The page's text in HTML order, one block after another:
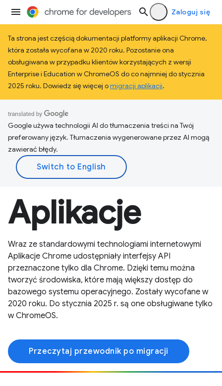
Zaloguj się
Ta strona jest częścią dokumentacji platformy aplikacji Chrome,
która została wycofana w 2020 roku. Pozostanie ona
obsługiwana w przypadku klientów korzystających z wersji
Enterprise i Education w ChromeOS do co najmniej do stycznia
2025 roku. Dowiedz się więcej omigracji aplikacji.
Google używa technologii AI do tłumaczenia treści na Twój
preferowany język. Tłumaczenia wygenerowane przez AI mogą
zawierać błędy.
Aplikacje
Wraz ze standardowymi technologiami internetowymi
Aplikacje Chrome udostępniały interfejsy API
przeznaczone tylko dla Chrome. Dzięki temu można
tworzyć środowiska, które mają większy dostęp do
bazowego systemu operacyjnego. Zostały wycofane w
2020 roku. Do stycznia 2025 r. są one obsługiwane tylko
w ChromeOS.
Przeczytaj przewodnik po migracji